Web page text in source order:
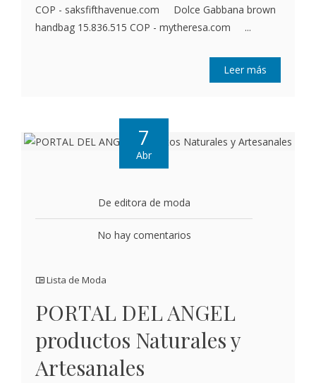
COP - saksfifthavenue.com Dolce Gabbana brown
handbag 15.836.515 COP - mytheresa.com ...
Leer más
7
Abr
De editora de moda
No hay comentarios
Lista de Moda
PORTAL DEL ANGEL
productos Naturales y
Artesanales